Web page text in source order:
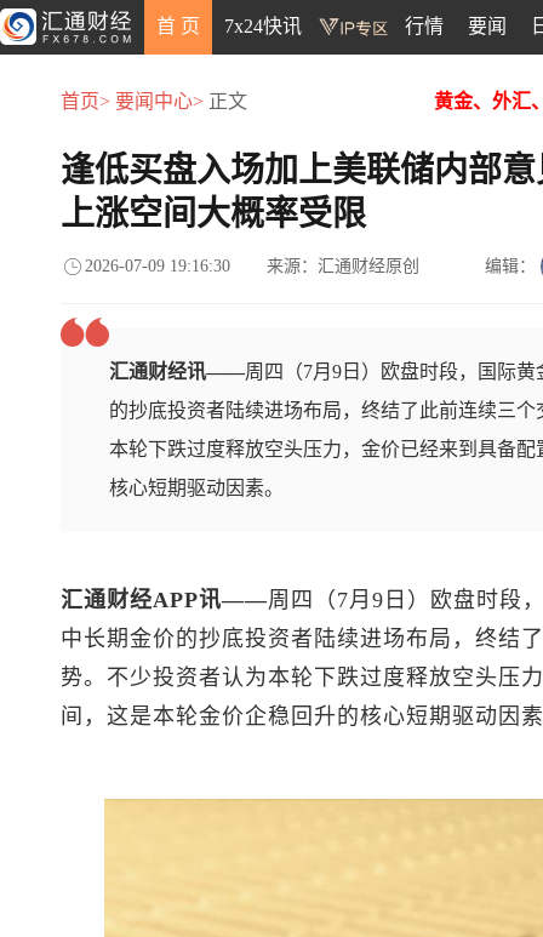
首 页 7x24快讯 行情 要闻
首页> 要闻中心> 正文 黄金、外汇
逢低买盘入场加上美联储内部
上涨空间大概率受限
2026-07-09 19:16:30 来源：汇通财经原创 编辑：
汇通财经讯——周四（7月9日）欧盘时段，国际
的抄底投资者陆续进场布局，终结了此前连续三
本轮下跌过度释放空头压力，金价已经来到具备
核心短期驱动因素。
汇通财经APP讯——周四（7月9日）欧盘时段
中长期金价的抄底投资者陆续进场布局，终结
势。不少投资者认为本轮下跌过度释放空头压
间，这是本轮金价企稳回升的核心短期驱动因